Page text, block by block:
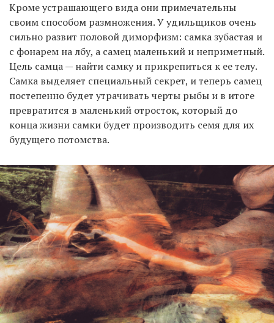
Кроме устрашающего вида они примечательны
своим способом размножения. У удильщиков очень
сильно развит половой диморфизм: самка зубастая и
с фонарем на лбу, а самец маленький и неприметный.
Цель самца — найти самку и прикрепиться к ее телу.
Самка выделяет специальный секрет, и теперь самец
постепенно будет утрачивать черты рыбы и в итоге
превратится в маленький отросток, который до
конца жизни самки будет производить семя для их
будущего потомства.